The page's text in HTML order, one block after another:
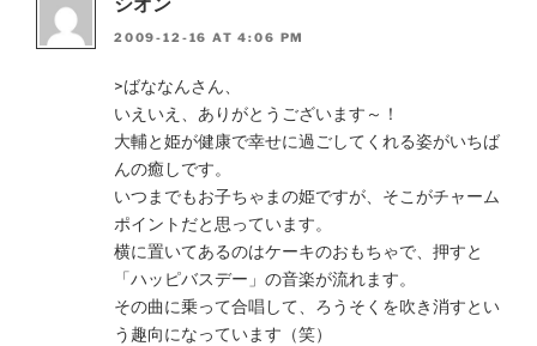
2009-12-16 AT 4:06 PM
>ばななんさん、
いえいえ、ありがとうございます～！
大輔と姫が健康で幸せに過ごしてくれる姿がいちば
んの癒しです。
いつまでもお子ちゃまの姫ですが、そこがチャーム
ポイントだと思っています。
横に置いてあるのはケーキのおもちゃで、押すと
「ハッピバスデー」の音楽が流れます。
その曲に乗って合唱して、ろうそくを吹き消すとい
う趣向になっています（笑）